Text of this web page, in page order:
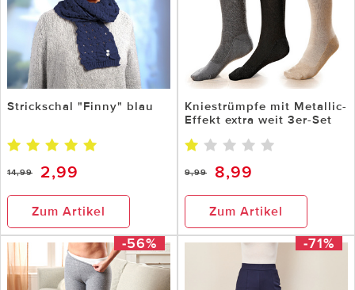
Strickschal "Finny" blau
14,99 2,99
Zum Artikel
Kniestrümpfe mit Metallic-
Effekt extra weit 3er-Set
9,99 8,99
Zum Artikel
-56% -71%